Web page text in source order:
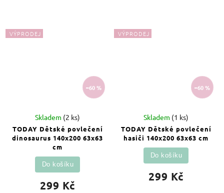
VÝPRODEJ
–60 %
TODAY Dětské povlečení
dinosaurus 140x200 63x63
cm
Skladem (2 ks)
299 Kč
Do košíku
VÝPRODEJ
–60 %
TODAY Dětské povlečení
hasiči 140x200 63x63 cm
Skladem (1 ks)
299 Kč
Do košíku